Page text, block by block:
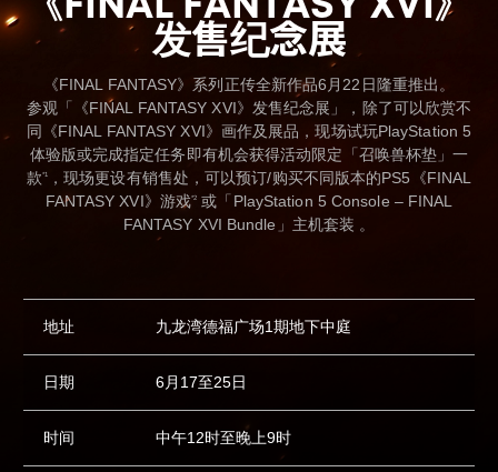
发售纪念展
《FINAL FANTASY》系列正传全新作品6月22日隆重推出。
参观「《FINAL FANTASY XVI》发售纪念展」，除了可以欣赏不
同《FINAL FANTASY XVI》画作及展品，现场试玩PlayStation 5
体验版或完成指定任务即有机会获得活动限定「召唤兽杯垫」一
款*1
，现场更设有销售处，可以预订/购买不同版本的PS5《FINAL
FANTASY XVI》游戏*2
或「PlayStation 5 Console – FINAL
FANTASY XVI Bundle」主机套装 。
地址 九龙湾德福广场1期地下中庭
日期 6月17至25日
时间 中午12时至晚上9时